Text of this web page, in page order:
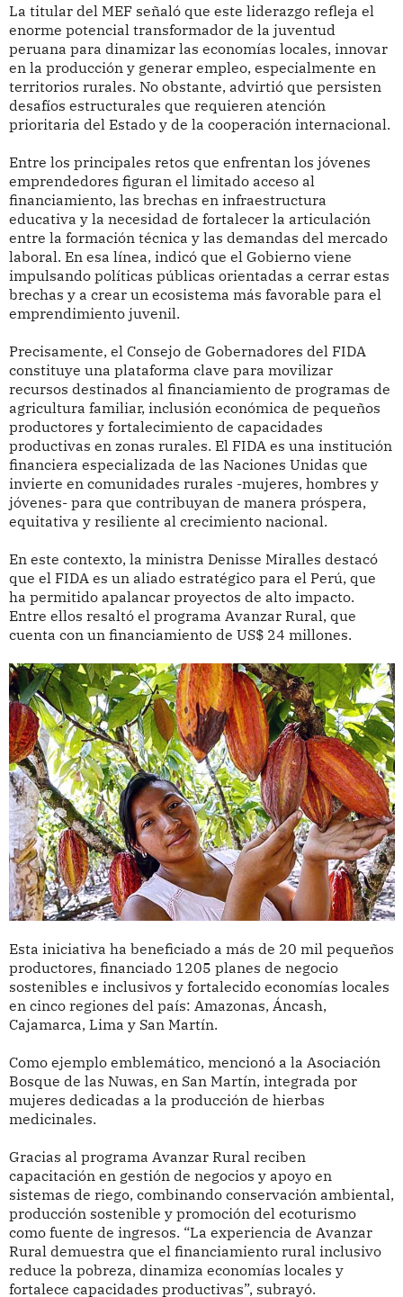
La titular del MEF señaló que este liderazgo refleja el
enorme potencial transformador de la juventud
peruana para dinamizar las economías locales, innovar
en la producción y generar empleo, especialmente en
territorios rurales. No obstante, advirtió que persisten
desafíos estructurales que requieren atención
prioritaria del Estado y de la cooperación internacional.
Entre los principales retos que enfrentan los jóvenes
emprendedores figuran el limitado acceso al
financiamiento, las brechas en infraestructura
educativa y la necesidad de fortalecer la articulación
entre la formación técnica y las demandas del mercado
laboral. En esa línea, indicó que el Gobierno viene
impulsando políticas públicas orientadas a cerrar estas
brechas y a crear un ecosistema más favorable para el
emprendimiento juvenil.
Precisamente, el Consejo de Gobernadores del FIDA
constituye una plataforma clave para movilizar
recursos destinados al financiamiento de programas de
agricultura familiar, inclusión económica de pequeños
productores y fortalecimiento de capacidades
productivas en zonas rurales. El FIDA es una institución
financiera especializada de las Naciones Unidas que
invierte en comunidades rurales -mujeres, hombres y
jóvenes- para que contribuyan de manera próspera,
equitativa y resiliente al crecimiento nacional.
En este contexto, la ministra Denisse Miralles destacó
que el FIDA es un aliado estratégico para el Perú, que
ha permitido apalancar proyectos de alto impacto.
Entre ellos resaltó el programa Avanzar Rural, que
cuenta con un financiamiento de US$ 24 millones.
Esta iniciativa ha beneficiado a más de 20 mil pequeños
productores, financiado 1205 planes de negocio
sostenibles e inclusivos y fortalecido economías locales
en cinco regiones del país: Amazonas, Áncash,
Cajamarca, Lima y San Martín.
Como ejemplo emblemático, mencionó a la Asociación
Bosque de las Nuwas, en San Martín, integrada por
mujeres dedicadas a la producción de hierbas
medicinales.
Gracias al programa Avanzar Rural reciben
capacitación en gestión de negocios y apoyo en
sistemas de riego, combinando conservación ambiental,
producción sostenible y promoción del ecoturismo
como fuente de ingresos. “La experiencia de Avanzar
Rural demuestra que el financiamiento rural inclusivo
reduce la pobreza, dinamiza economías locales y
fortalece capacidades productivas”, subrayó.